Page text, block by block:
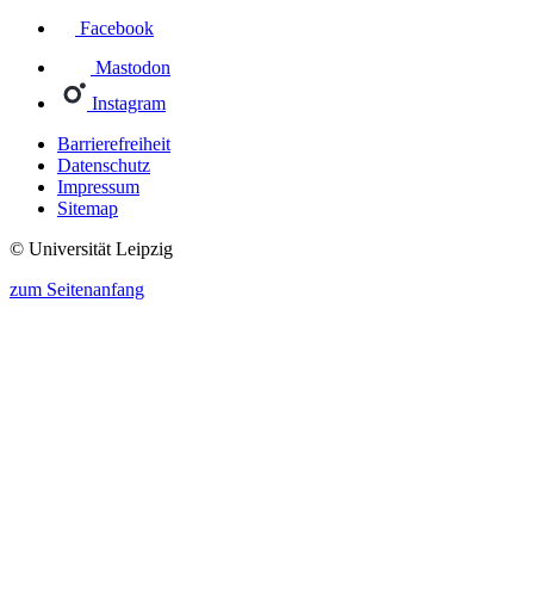
Facebook
Mastodon
Instagram
Barrierefreiheit
Datenschutz
Impressum
Sitemap
© Universität Leipzig
zum Seitenanfang